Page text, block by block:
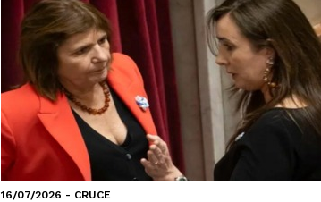
16/07/2026 - CRUCE